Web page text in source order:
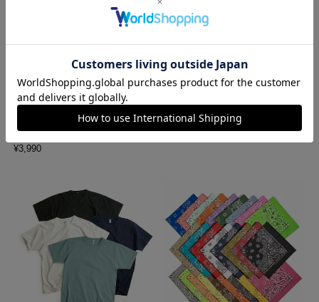
ロサンゼルスアパレル LOSANGE
LES APPAREL 1809GD 6.5オンス
半袖 ガーメントダイ ポケットTシ
ャツ
¥3,990
スウェイト 半袖 ポケット Tシャ
ツ MADE IN USA